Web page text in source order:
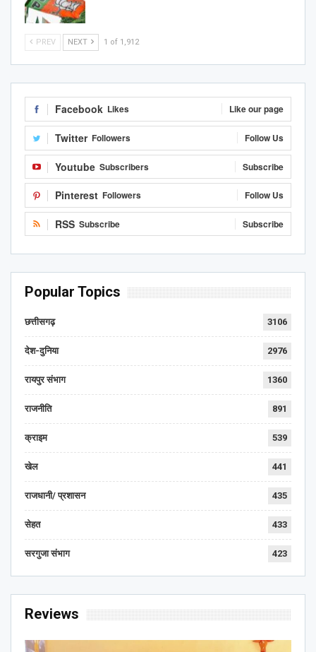
PREV NEXT 1 of 1,912
Facebook Likes Like our page
Twitter Followers Follow Us
Youtube Subscribers Subscribe
Pinterest Followers Follow Us
RSS Subscribe Subscribe
Popular Topics
छत्तीसगढ़ 3106
देश-दुनिया 2976
रायपुर संभाग 1360
राजनीति 891
क्राइम 539
खेल 441
राजधानी/ प्रशासन 435
सेहत 433
सरगुजा संभाग 423
Reviews